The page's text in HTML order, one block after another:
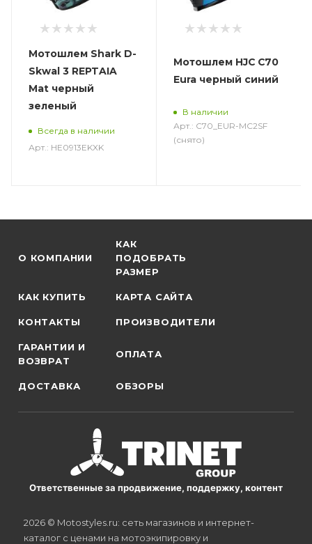
Мотошлем Shark D-
Skwal 3 REPTAIA
Mat черный
зеленый
Всегда в наличии
Арт.: HE0913EKXK
Мотошлем HJC C70
Eura черный синий
В наличии
Арт.: C70_EUR-MC2SF
(снято)
О КОМПАНИИ
КАК
ПОДОБРАТЬ
РАЗМЕР
КАК КУПИТЬ КАРТА САЙТА
КОНТАКТЫ ПРОИЗВОДИТЕЛИ
ГАРАНТИИ И
ВОЗВРАТ
ОПЛАТА
ДОСТАВКА ОБЗОРЫ
Ответственные за продвижение, поддержку, контент
2026 © Motostyles.ru: сеть магазинов и интернет-
каталог с ценами на мотоэкипировку и